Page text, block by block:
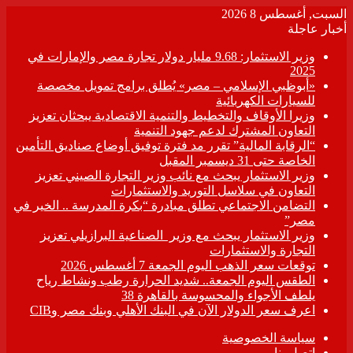
السبت, أغسطس 8 2026
أخبار عاجلة
وزير الاستثمار: 9.68 مليار دولار تجارة مصر والإمارات في
2025
«أبوظبي الإسلامي – مصر» يُطلق برامج تمويل مخصصة
للسيارات الكهربائية
وزيرا الأوقاف والتخطيط والتنمية الاقتصادية يبحثان تعزيز
التعاون المشترك لدعم جهود التنمية
“الرقابة المالية” تقرر مد فترة توفيق أوضاع صناديق التأمين
الخاصة حتى 31 ديسمبر المقبل
وزير الاستثمار يبحث مع نائب وزير التجارة الصيني تعزيز
التعاون في سلاسل التوريد والاستثمارات
التضامن الاجتماعي تطلق مبادرة “بكرة المدرسة .. الخير في
مصر”
وزير الاستثمار يبحث مع وزير الصناعية البرازيلي تعزيز
التجارة والاستثمارات
توقعات سعر الذهب اليوم الجمعة 7 أغسطس 2026
الطقس اليوم الجمعة.. شديد الحرارة رطب ونشاط رياح
يلطف الأجواء والمحسوسة بالقاهرة 38
اعرف سعر الدولار الآن في البنك الأهلي وبنك مصر وCIB
سياسة الخصوصية